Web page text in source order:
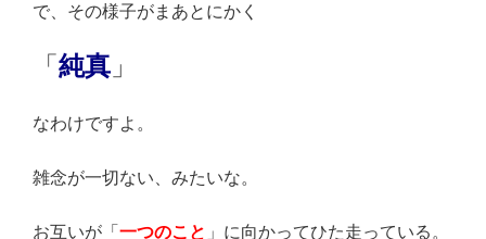
で、その様子がまあとにかく
「純真 」
なわけですよ。
雑念が一切ない、みたいな。
お互いが「 一つのこと 」に向かってひた走っている。